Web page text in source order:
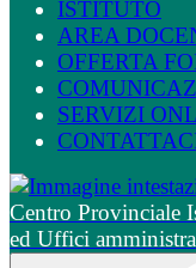
ISTITUTO
AREA
OFFERTA
SERVIZI
Centro Provinciale
ed Uffici